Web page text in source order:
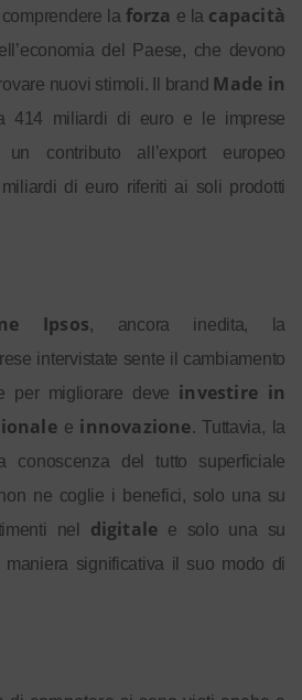
la forza e la capacità
del Paese, che devono
nuovi stimoli. Il brand Made in
414 miliardi di euro e le imprese
contributo all’export europeo
di euro riferiti ai soli prodotti
Ipsos,
ancora inedita, la
intervistate sente il cambiamento
per migliorare deve investire in
e innovazione. Tuttavia, la
conoscenza del tutto superficiale
ne coglie i benefici, solo una su
nel digitale e solo una su
significativa il suo modo di